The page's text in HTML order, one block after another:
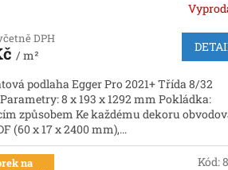
DPH
/ m²
podlaha Egger Pro 2021+ Třída 8/32
8 x 193 x 1292 mm Pokládka:
způsobem Ke každému dekoru
(60 x 17 x 2400 mm),...
na Kód: